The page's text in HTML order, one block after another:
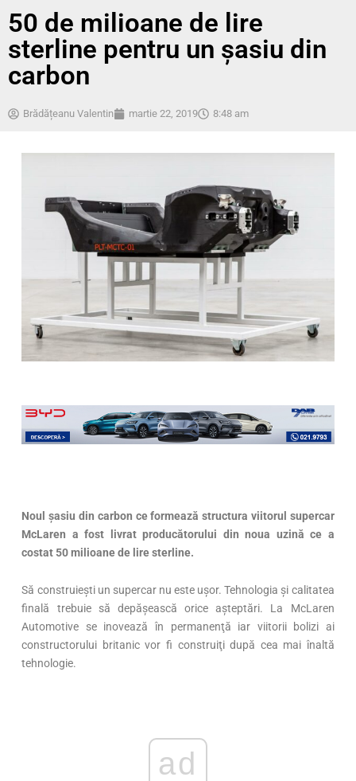
50 de milioane de lire
sterline pentru un şasiu din
carbon
Brădățeanu Valentin martie 22, 2019 8:48 am
Noul şasiu din carbon ce formează structura viitorul supercar
McLaren a fost livrat producătorului din noua uzină ce a
costat 50 milioane de lire sterline.
Să construieşti un supercar nu este uşor. Tehnologia şi calitatea
finală trebuie să depăşească orice aşteptări. La McLaren
Automotive se inovează în permanenţă iar viitorii bolizi ai
constructorului britanic vor fi construiţi după cea mai înaltă
tehnologie.
ad